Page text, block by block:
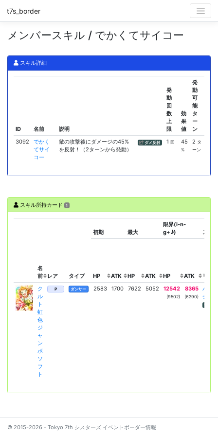
t7s_border
メンバースキル / でかくてサイコー
スキル詳細
ID 名前 説明
発
動
回
数
上
限
効
果
値
発
動
可
能
タ
ー
ン
3092
でかく
てサイ
コー
敵の攻撃後にダメージの45%
を反射！（2ターンから発動）
ダメ反射 1回 45
%
2 タ
ーン
スキル所持カード 1
名
前
レア タイプ
初期 最大
限界(i-n-
g+♪)
スキ
HP ATK HP ATK HP ATK
リー
ク
ル
ト
虹
色
ジ
ャ
ン
ボ
ソ
フ
ト
P ダンサー 2583 1700 7622 5052 12542
(9502)
8365
(6290)
パワ
チア
© 2015-2026 - Tokyo 7th シスターズ イベントボーダー情報